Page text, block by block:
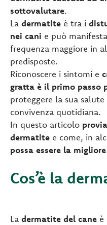
sottovalutare.
La dermatite è tra i
nei cani e può
frequenza maggiore in
predisposte.
Riconoscere i sintomi e
gratta è il primo passo
proteggere la sua
convivenza quotidiana.
In questo articolo
dermatite e come, in
possa essere la
Cos’è la
La dermatite del cane è